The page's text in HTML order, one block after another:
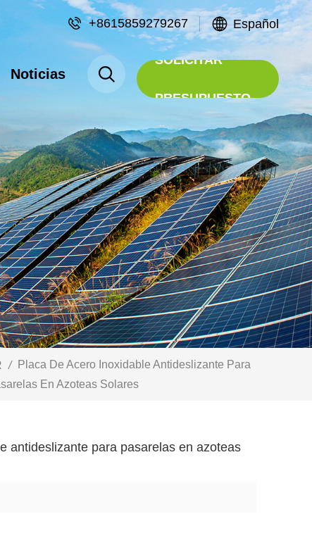
+8615859279267 Español
Noticias
SOLICITAR
PRESUPUESTO
/
Placa De Acero Inoxidable Antideslizante Para
En Azoteas Solares
antideslizante para pasarelas en azoteas